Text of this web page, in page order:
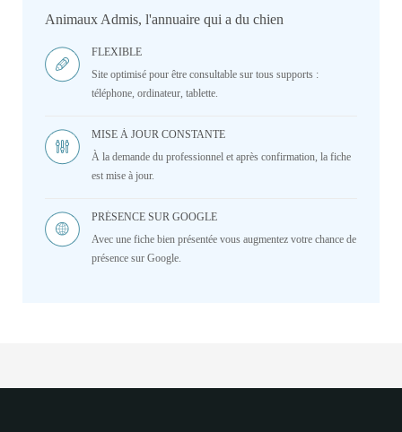
Animaux Admis, l'annuaire qui a du chien
FLEXIBLE
Site optimisé pour être consultable sur tous supports :
téléphone, ordinateur, tablette.
MISE À JOUR CONSTANTE
À la demande du professionnel et après confirmation, la fiche
est mise à jour.
PRÉSENCE SUR GOOGLE
Avec une fiche bien présentée vous augmentez votre chance de
présence sur Google.